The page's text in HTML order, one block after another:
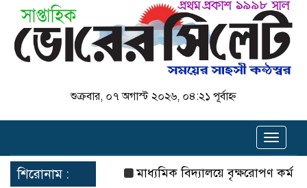
শুক্রবার, ০৭ অগাস্ট ২০২৬, ০৪:২১ পূর্বাহ্ন
Toggle
শিরোনাম : মাধ্যমিক বিদ্যালয়ে বৃক্ষরোপণ কর্মসূচির